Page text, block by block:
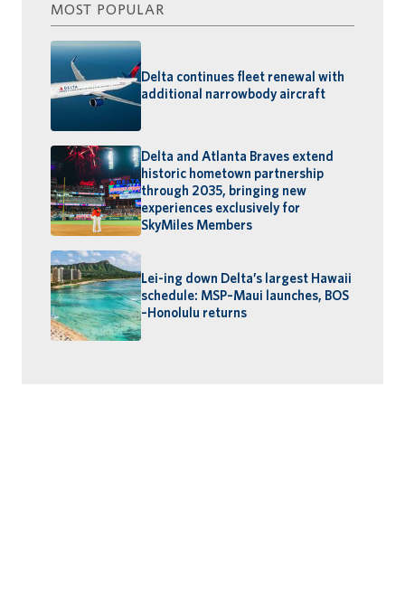
MOST POPULAR
Delta continues fleet renewal with
additional narrowbody aircraft
Delta and Atlanta Braves extend
historic hometown partnership
through 2035, bringing new
experiences exclusively for
SkyMiles Members
Lei-ing down Delta’s largest Hawaii
schedule: MSP–Maui launches, BOS
–Honolulu returns